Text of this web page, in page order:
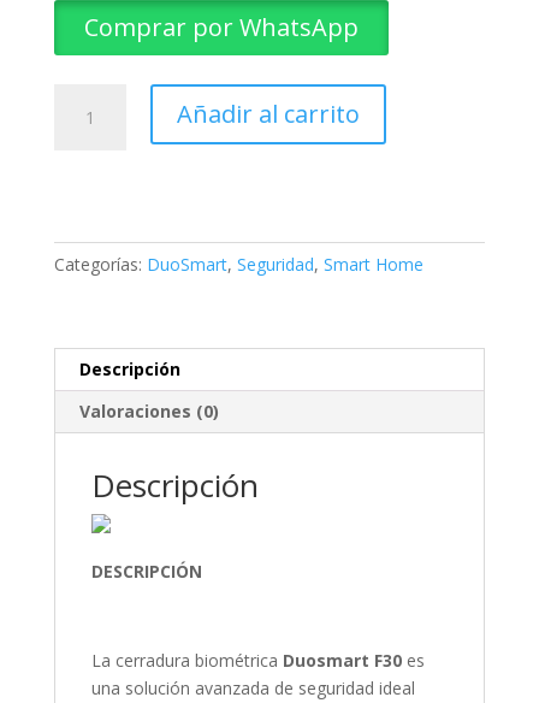
Comprar por WhatsApp
BIOMETRICA
Añadir al carrito
Categorías: DuoSmart, Seguridad, Smart Home
Descripción
Valoraciones (0)
Descripción
DESCRIPCIÓN
La cerradura biométrica Duosmart F30es
una solución avanzada de seguridad ideal